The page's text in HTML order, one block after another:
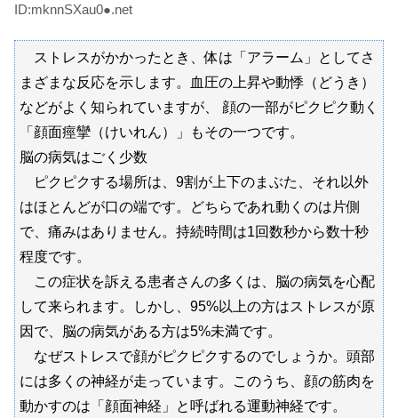
ID:mknnSXau0●.net
ストレスがかかったとき、体は「アラーム」としてさ
まざまな反応を示します。血圧の上昇や動悸（どうき）
などがよく知られていますが、 顔の一部がピクピク動く
「顔面痙攣（けいれん）」もその一つです。
脳の病気はごく少数
ピクピクする場所は、9割が上下のまぶた、それ以外
はほとんどが口の端です。どちらであれ動くのは片側
で、痛みはありません。持続時間は1回数秒から数十秒
程度です。
この症状を訴える患者さんの多くは、脳の病気を心配
して来られます。しかし、95%以上の方はストレスが原
因で、脳の病気がある方は5%未満です。
なぜストレスで顔がピクピクするのでしょうか。頭部
には多くの神経が走っています。このうち、顔の筋肉を
動かすのは「顔面神経」と呼ばれる運動神経です。